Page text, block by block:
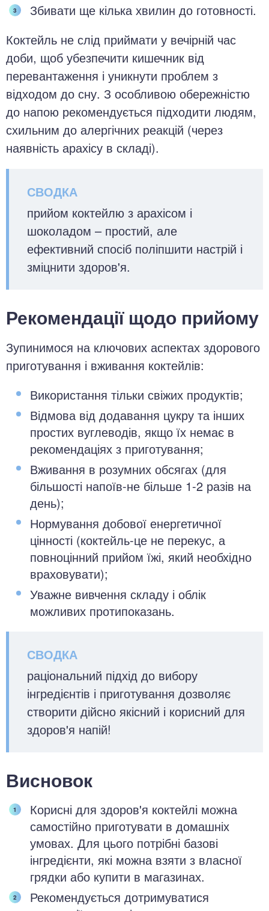
Збивати ще кілька хвилин до готовності.
Коктейль не слід приймати у вечірній час
доби, щоб убезпечити кишечник від
перевантаження і уникнути проблем з
відходом до сну. З особливою обережністю
до напою рекомендується підходити людям,
схильним до алергічних реакцій (через
наявність арахісу в складі).
прийом коктейлю з арахісом і
шоколадом – простий, але
ефективний спосіб поліпшити настрій і
зміцнити здоров'я.
Рекомендації щодо прийому
Зупинимося на ключових аспектах здорового
приготування і вживання коктейлів:
Використання тільки свіжих продуктів;
Відмова від додавання цукру та інших
простих вуглеводів, якщо їх немає в
рекомендаціях з приготування;
Вживання в розумних обсягах (для
більшості напоїв-не більше 1-2 разів на
день);
Нормування добової енергетичної
цінності (коктейль-це не перекус, а
повноцінний прийом їжі, який необхідно
враховувати);
Уважне вивчення складу і облік
можливих протипоказань.
раціональний підхід до вибору
інгредієнтів і приготування дозволяє
створити дійсно якісний і корисний для
здоров'я напій!
Висновок
Корисні для здоров'я коктейлі можна
самостійно приготувати в домашніх
умовах. Для цього потрібні базові
інгредієнти, які можна взяти з власної
грядки або купити в магазинах.
Рекомендується дотримуватися